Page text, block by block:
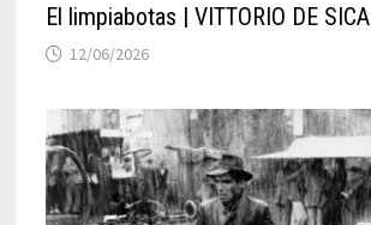
El limpiabotas | VITTORIO DE SICA
12/06/2026